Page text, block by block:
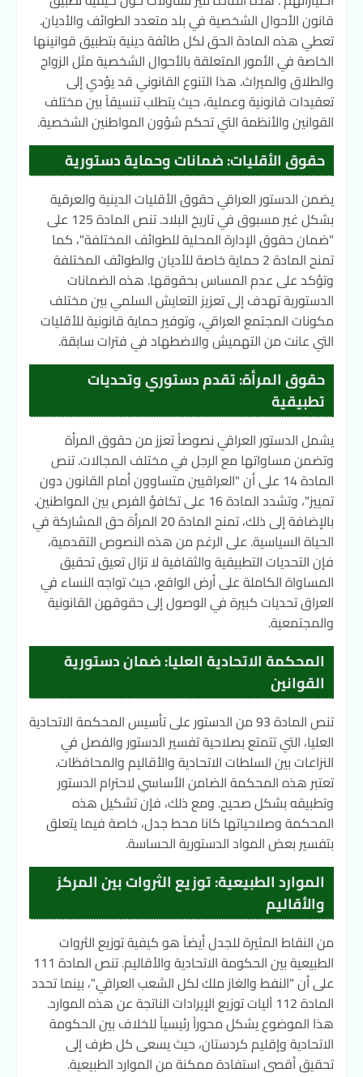
قانون الأحوال الشخصية في بلد متعدد الطوائف والأديان.
تعطي هذه المادة الحق لكل طائفة دينية بتطبيق قوانينها
الخاصة في الأمور المتعلقة بالأحوال الشخصية مثل الزواج
والطلاق والميراث. هذا التنوع القانوني قد يؤدي إلى
تعقيدات قانونية وعملية، حيث يتطلب تنسيقاً بين مختلف
القوانين والأنظمة التي تحكم شؤون المواطنين الشخصية.
حقوق الأقليات: ضمانات وحماية دستورية
يضمن الدستور العراقي حقوق الأقليات الدينية والعرقية
بشكل غير مسبوق في تاريخ البلاد. تنص المادة 125 على
"ضمان حقوق الإدارة المحلية للطوائف المختلفة"، كما
تمنح المادة 2 حماية خاصة للأديان والطوائف المختلفة
وتؤكد على عدم المساس بحقوقها. هذه الضمانات
الدستورية تهدف إلى تعزيز التعايش السلمي بين مختلف
مكونات المجتمع العراقي، وتوفير حماية قانونية للأقليات
التي عانت من التهميش والاضطهاد في فترات سابقة.
حقوق المرأة: تقدم دستوري وتحديات
تطبيقية
يشمل الدستور العراقي نصوصاً تعزز من حقوق المرأة
وتضمن مساواتها مع الرجل في مختلف المجالات. تنص
المادة 14 على أن "العراقيين متساوون أمام القانون دون
تمييز"، وتشدد المادة 16 على تكافؤ الفرص بين المواطنين.
بالإضافة إلى ذلك، تمنح المادة 20 المرأة حق المشاركة في
الحياة السياسية. على الرغم من هذه النصوص التقدمية،
فإن التحديات التطبيقية والثقافية لا تزال تعيق تحقيق
المساواة الكاملة على أرض الواقع، حيث تواجه النساء في
العراق تحديات كبيرة في الوصول إلى حقوقهن القانونية
والمجتمعية.
المحكمة الاتحادية العليا: ضمان دستورية
القوانين
تنص المادة 93 من الدستور على تأسيس المحكمة الاتحادية
العليا، التي تتمتع بصلاحية تفسير الدستور والفصل في
النزاعات بين السلطات الاتحادية والأقاليم والمحافظات.
تعتبر هذه المحكمة الضامن الأساسي لاحترام الدستور
وتطبيقه بشكل صحيح. ومع ذلك، فإن تشكيل هذه
المحكمة وصلاحياتها كانا محط جدل، خاصة فيما يتعلق
بتفسير بعض المواد الدستورية الحساسة.
الموارد الطبيعية: توزيع الثروات بين المركز
والأقاليم
من النقاط المثيرة للجدل أيضاً هو كيفية توزيع الثروات
الطبيعية بين الحكومة الاتحادية والأقاليم. تنص المادة 111
على أن "النفط والغاز ملك لكل الشعب العراقي"، بينما تحدد
المادة 112 آليات توزيع الإيرادات الناتجة عن هذه الموارد.
هذا الموضوع يشكل محوراً رئيسياً للخلاف بين الحكومة
الاتحادية وإقليم كردستان، حيث يسعى كل طرف إلى
تحقيق أقصى استفادة ممكنة من الموارد الطبيعية.